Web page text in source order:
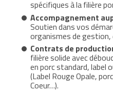
spécifiques à la filière
Accompagnement
Soutien dans vos
organismes de
Contrats de
filière solide avec
en porc standard, label
(Label Rouge Opale,
Coeur…).